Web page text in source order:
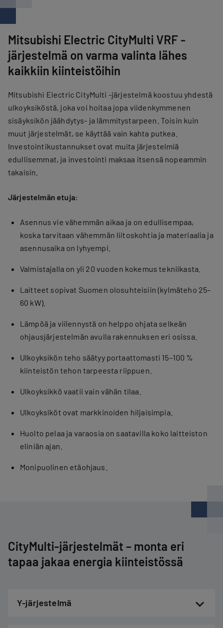
Mitsubishi Electric CityMulti VRF -
järjestelmä on varma valinta lähes
kaikkiin kiinteistöihin
Mitsubishi Electric CityMulti -järjestelmä koostuu yhdestä
ulkoyksiköstä, joka voi hoitaa jopa viidenkymmenen
sisäyksikön jäähdytys- ja lämmitystarpeen. Toisin kuin
muut järjestelmät, se käyttää vain kahta putkea.
Investointikustannukset ovat muita järjestelmiä
edullisemmat, ja investointi maksaa itsensä nopeammin
takaisin.
Järjestelmän etuja:
Asennus vie vähemmän aikaa ja on edullisempaa,
koska tarvitaan vähemmän liitoskohtia ja materiaalia ja
asennusaika on lyhyempi.
Valmistajalla on yli 20 vuoden kokemus tekniikasta.
Laitteet sopivat Suomen olosuhteisiin (kylmäteho 25–
60 kW).
Lämpöä ja viilennystä on helppo ohjata selkeän
ohjausjärjestelmän avulla rakennuksen eri osissa.
Ulkoyksikön teho säätyy portaattomasti 15–100 %
kiinteistön tehon tarpeesta riippuen.
Ulkoyksikkö vaatii vain vähän tilaa.
Ulkoyksiköt ovat markkinoiden hiljaisimpia.
Huolto pelaa ja varaosia on saatavilla koko laitteiston
eliniän ajan.
Monipuolinen etäohjaus.
CityMulti-järjestelmät – monta eri
tapaa jakaa energia kiinteistössä
Y-järjestelmä